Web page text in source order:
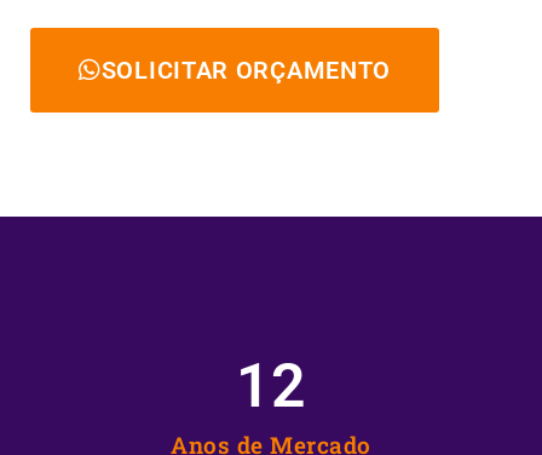
SOLICITAR ORÇAMENTO
Anos de Mercado
12